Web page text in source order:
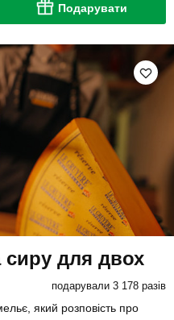
Подарувати
сиру для двох
подарували 3 178 разів
який розповість про